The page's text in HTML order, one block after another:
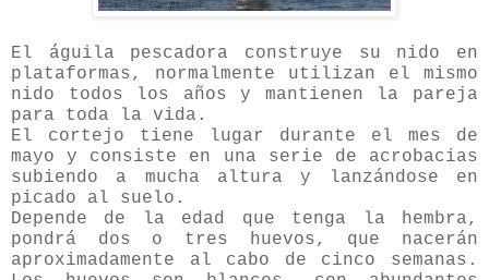
El águila pescadora construye su nido en
plataformas, normalmente utilizan el mismo
nido todos los años y mantienen la pareja
para toda la vida.
El cortejo tiene lugar durante el mes de
mayo y consiste en una serie de acrobacias
subiendo a mucha altura y lanzándose en
picado al suelo.
Depende de la edad que tenga la hembra,
pondrá dos o tres huevos, que nacerán
aproximadamente al cabo de cinco semanas.